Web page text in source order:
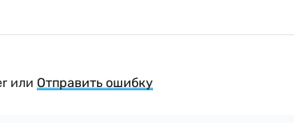
или Отправить ошибку